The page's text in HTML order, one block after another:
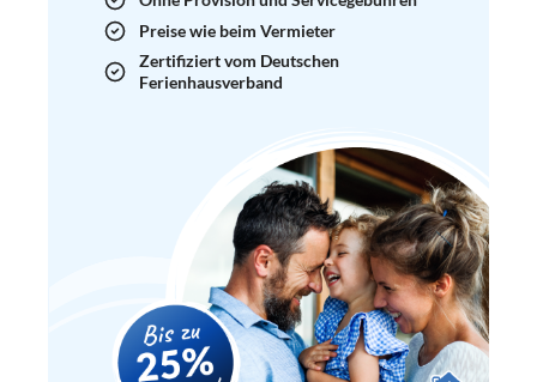
Preise wie beim Vermieter
Zertifiziert vom Deutschen
Ferienhausverband